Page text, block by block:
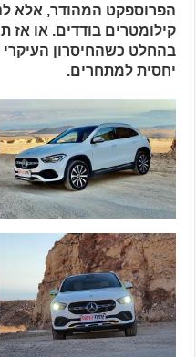
הפרוספקט המהודר, אלא
קילומטרים בודדים. או אז
בהחלט כשהחיסרון העיקרי
יחסית למתחרים.